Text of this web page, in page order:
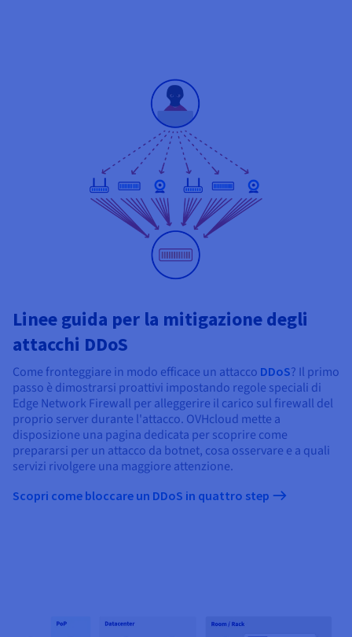
Linee guida per la mitigazione degli
attacchi DDoS
Come fronteggiare in modo efficace un attacco DDoS? Il primo
passo è dimostrarsi proattivi impostando regole speciali di
Edge Network Firewall per alleggerire il carico sul firewall del
proprio server durante l'attacco. OVHcloud mette a
disposizione una pagina dedicata per scoprire come
prepararsi per un attacco da botnet, cosa osservare e a quali
servizi rivolgere una maggiore attenzione.
Scopri come bloccare un DDoS in quattro step